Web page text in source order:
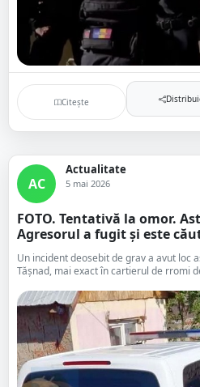
Citește
AC
Actualitate
5 mai 2026
FOTO. Tentativă la omor.
Agresorul a fugit și este
Un incident deosebit de grav a avut loc
Tășnad, mai exact în cartierul de rromi